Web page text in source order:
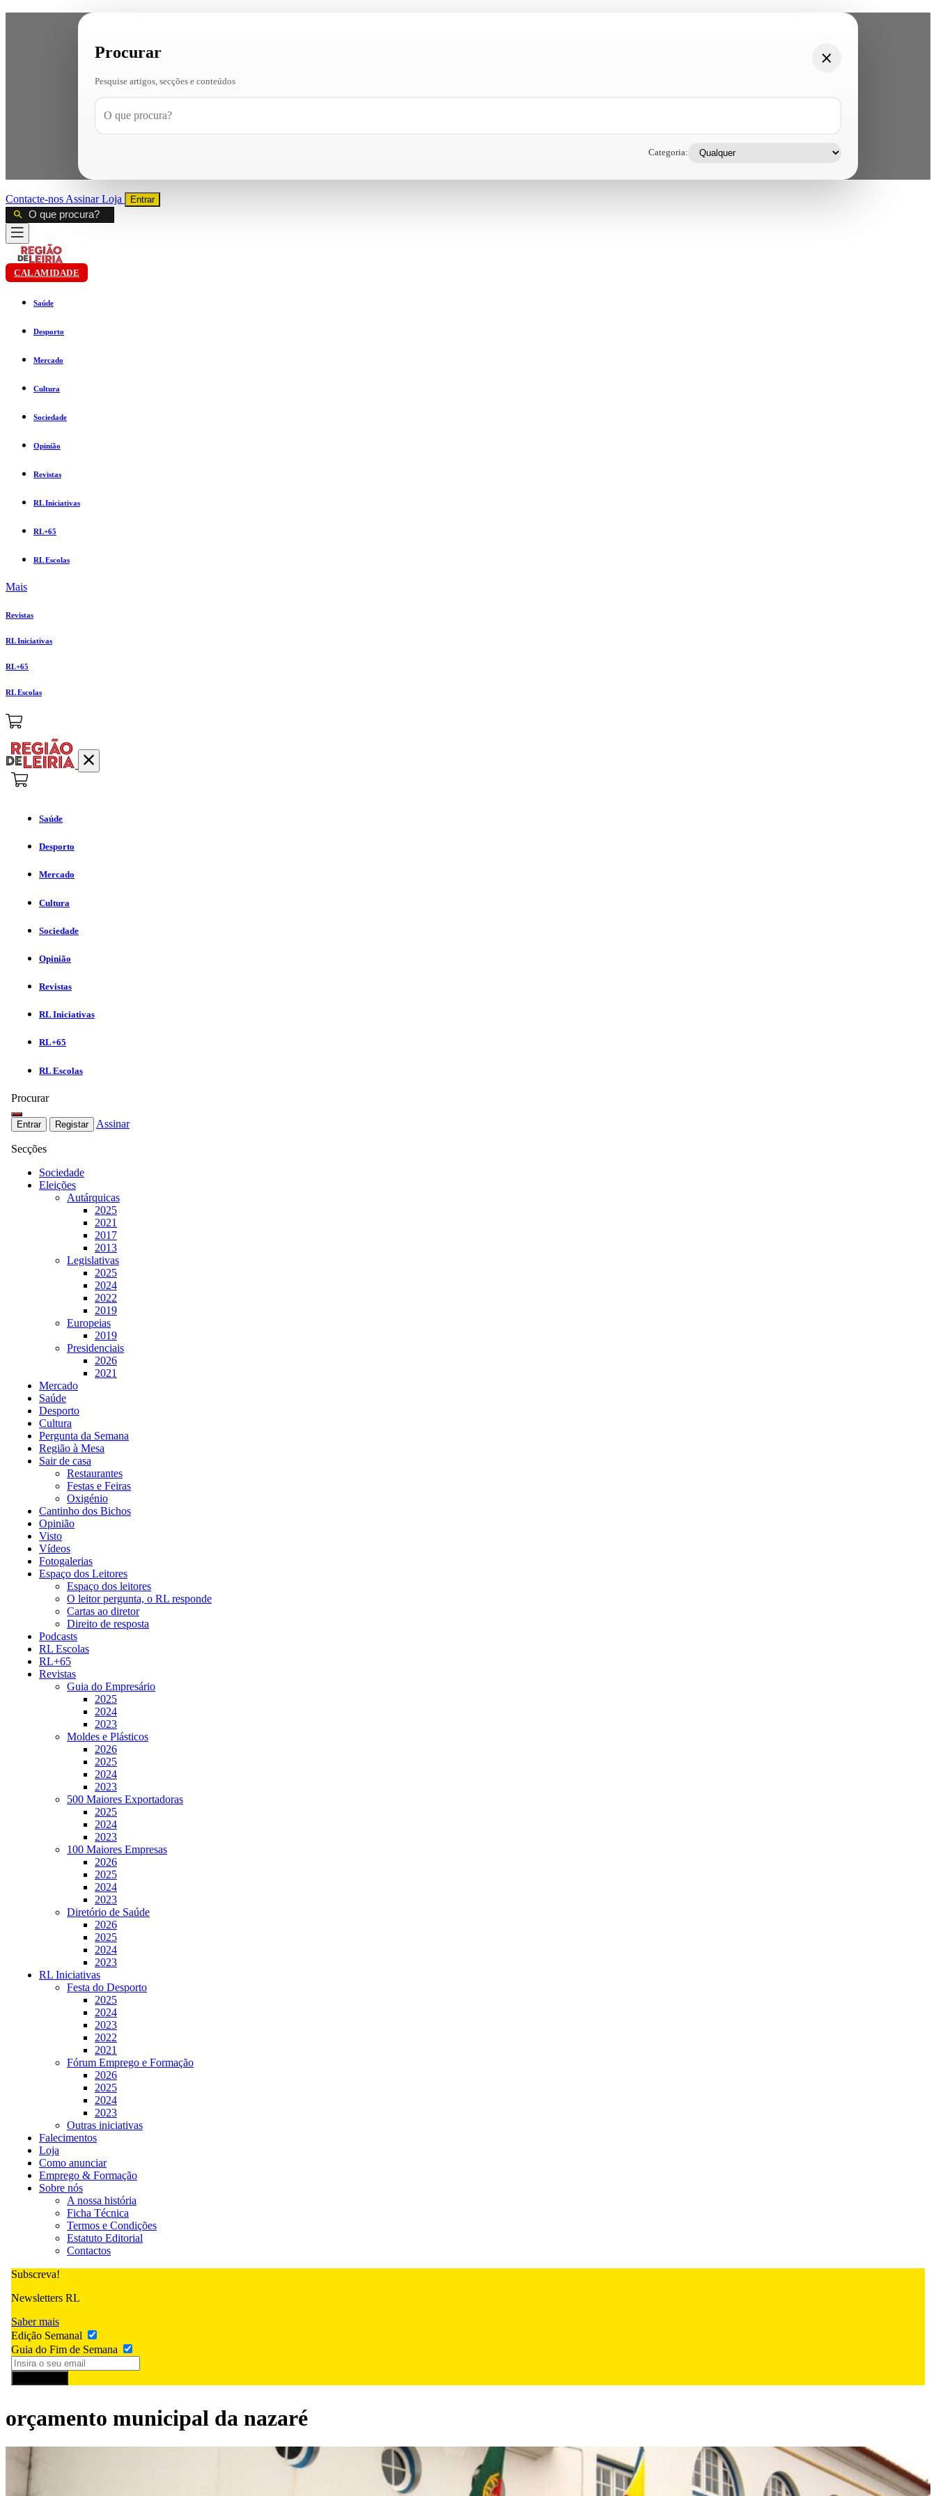
Procurar
Pesquise artigos, secções e conteúdos
Categoria:
Contacte-nos AssinarLoja Entrar
CALAMIDADE
Saúde
Desporto
Mercado
Cultura
Sociedade
Opinião
Revistas
RL Iniciativas
RL+65
RL Escolas
Mais
Revistas
RL Iniciativas
RL+65
RL Escolas
Saúde
Desporto
Mercado
Cultura
Sociedade
Opinião
Revistas
RL Iniciativas
RL+65
RL Escolas
Procurar
Entrar Registar Assinar
Secções
Sociedade
Eleições
Autárquicas
2025
2021
2017
2013
Legislativas
2025
2024
2022
2019
Europeias
2019
Presidenciais
2026
2021
Mercado
Saúde
Desporto
Cultura
Pergunta da Semana
Região à Mesa
Sair de casa
Restaurantes
Festas e Feiras
Oxigénio
Cantinho dos Bichos
Opinião
Visto
Vídeos
Fotogalerias
Espaço dos Leitores
Espaço dos leitores
O leitor pergunta, o RL responde
Cartas ao diretor
Direito de resposta
Podcasts
RL Escolas
RL+65
Revistas
Guia do Empresário
2025
2024
2023
Moldes e Plásticos
2026
2025
2024
2023
500 Maiores Exportadoras
2025
2024
2023
100 Maiores Empresas
2026
2025
2024
2023
Diretório de Saúde
2026
2025
2024
2023
RL Iniciativas
Festa do Desporto
2025
2024
2023
2022
2021
Fórum Emprego e Formação
2026
2025
2024
2023
Outras iniciativas
Falecimentos
Loja
Como anunciar
Emprego & Formação
Sobre nós
A nossa história
Ficha Técnica
Termos e Condições
Estatuto Editorial
Contactos
Subscreva!
Newsletters RL
Saber mais
Edição Semanal
Guia do Fim de Semana
orçamento municipal da nazaré